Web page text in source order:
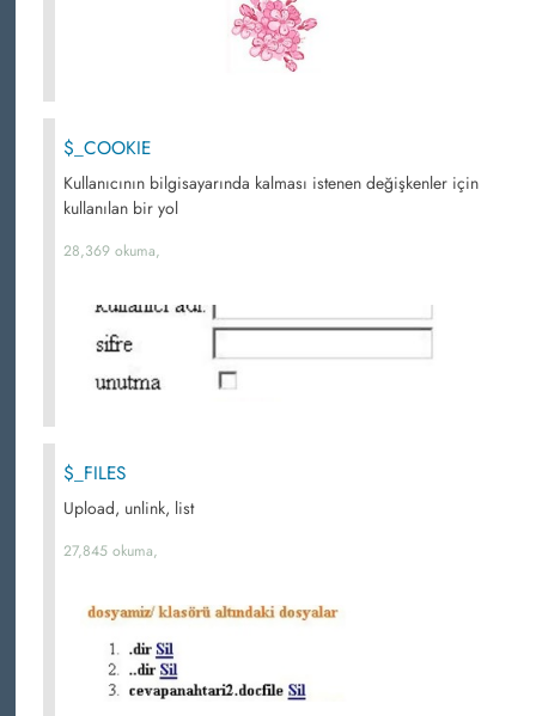
$_COOKIE
Kullanıcının bilgisayarında kalması istenen değişkenler için
kullanılan bir yol
28,369 okuma,
$_FILES
Upload, unlink, list
27,845 okuma,